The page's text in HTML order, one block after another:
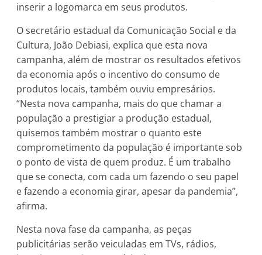
inserir a logomarca em seus produtos.
O secretário estadual da Comunicação Social e da
Cultura, João Debiasi, explica que esta nova
campanha, além de mostrar os resultados efetivos
da economia após o incentivo do consumo de
produtos locais, também ouviu empresários.
“Nesta nova campanha, mais do que chamar a
população a prestigiar a produção estadual,
quisemos também mostrar o quanto este
comprometimento da população é importante sob
o ponto de vista de quem produz. É um trabalho
que se conecta, com cada um fazendo o seu papel
e fazendo a economia girar, apesar da pandemia”,
afirma.
Nesta nova fase da campanha, as peças
publicitárias serão veiculadas em TVs, rádios,